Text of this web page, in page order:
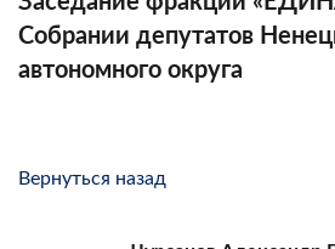
Собрании депутатов
автономного округа
Вернуться назад